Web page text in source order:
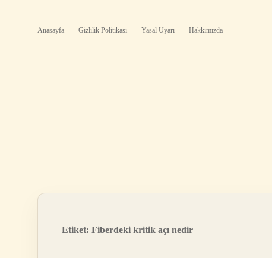
Anasayfa Gizlilik Politikası Yasal Uyarı Hakkımızda
Etiket: Fiberdeki kritik açı nedir